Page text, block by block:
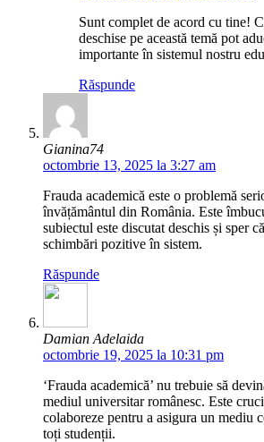
Sunt complet de acord cu tine!
deschise pe această temă pot
importante în sistemul nostru
Răspunde
Gianina74
octombrie 13, 2025 la 3:27 am
Frauda academică este o problemă
învățământul din România. Este
subiectul este discutat deschis și sper
schimbări pozitive în sistem.
Răspunde
Damian Adelaida
octombrie 19, 2025 la 10:31 pm
‘Frauda academică’ nu trebuie să
mediul universitar românesc. Este
colaboreze pentru a asigura un mediu
toți studenții.